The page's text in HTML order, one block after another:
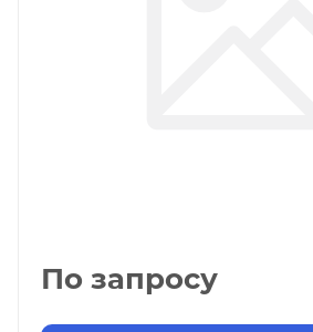
По запросу